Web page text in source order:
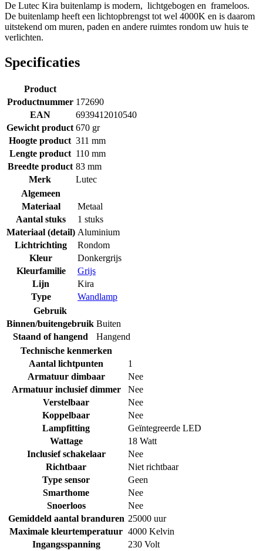
De Lutec Kira buitenlamp is modern, lichtgebogen en frameloos.
De buitenlamp heeft een lichtopbrengst tot wel 4000K en is daarom
uitstekend om muren, paden en andere ruimtes rondom uw huis te
verlichten.
Specificaties
Product
Productnummer 172690
EAN
6939412010540
Gewicht product 670 gr
Hoogte product 311 mm
Lengte product 110 mm
Breedte product 83 mm
Merk
Lutec
Algemeen
Materiaal
Metaal
Aantal stuks
1 stuks
Materiaal (detail) Aluminium
Lichtrichting
Rondom
Kleur
Donkergrijs
Kleurfamilie
Grijs
Lijn
Kira
Type
Wandlamp
Gebruik
Binnen/buitengebruik Buiten
Staand of hangend
Hangend
Technische kenmerken
Aantal lichtpunten
1
Armatuur dimbaar
Nee
Armatuur inclusief dimmer
Nee
Verstelbaar
Nee
Koppelbaar
Nee
Lampfitting
Geïntegreerde LED
Wattage
18 Watt
Inclusief schakelaar
Nee
Richtbaar
Niet richtbaar
Type sensor
Geen
Smarthome
Nee
Snoerloos
Nee
Gemiddeld aantal branduren 25000 uur
Maximale kleurtemperatuur 4000 Kelvin
Ingangsspanning
230 Volt